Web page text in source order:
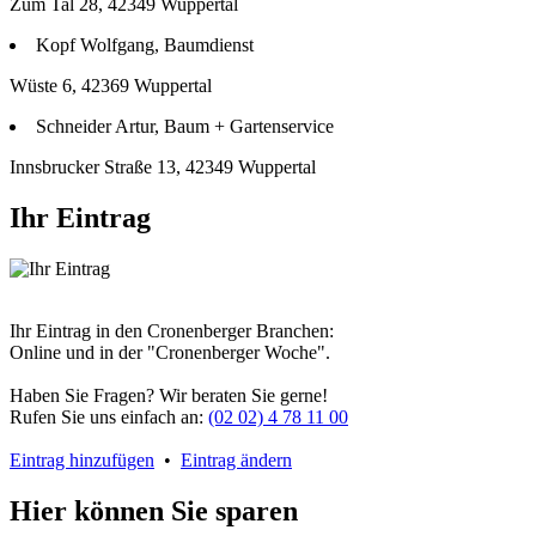
Zum Tal 28, 42349 Wuppertal
Kopf Wolfgang, Baumdienst
Wüste 6, 42369 Wuppertal
Schneider Artur, Baum + Gartenservice
Innsbrucker Straße 13, 42349 Wuppertal
Ihr Eintrag
Ihr Eintrag in den Cronenberger Branchen:
Online und in der "Cronenberger Woche".
Haben Sie Fragen? Wir beraten Sie gerne!
Rufen Sie uns einfach an: (02 02) 4 78 11 00
Eintrag hinzufügen • Eintrag ändern
Hier können Sie sparen